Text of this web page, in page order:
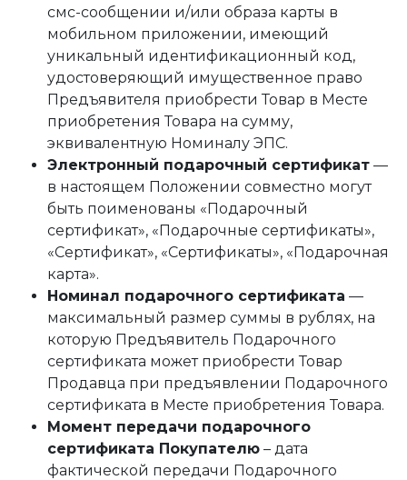
смс-сообщении и/или образа карты в
мобильном приложении, имеющий
уникальный идентификационный код,
удостоверяющий имущественное право
Предъявителя приобрести Товар в Месте
приобретения Товара на сумму,
эквивалентную Номиналу ЭПС.
Электронный подарочный сертификат —
в настоящем Положении совместно могут
быть поименованы «Подарочный
сертификат», «Подарочные сертификаты»,
«Сертификат», «Сертификаты», «Подарочная
карта».
Номинал подарочного сертификата —
максимальный размер суммы в рублях, на
которую Предъявитель Подарочного
сертификата может приобрести Товар
Продавца при предъявлении Подарочного
сертификата в Месте приобретения Товара.
Момент передачи подарочного
сертификата Покупателю – дата
фактической передачи Подарочного